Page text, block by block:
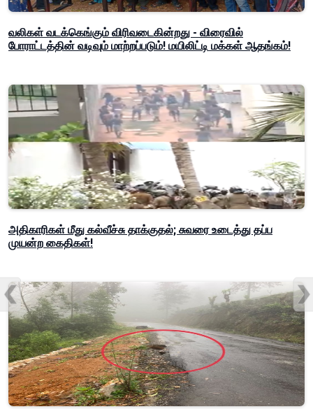
வலிகள் வடக்கெங்கும் விரிவடைகின்றது - விரைவில்
போராட்டத்தின் வடிவும் மாற்றப்படும்! மயிலிட்டி மக்கள் ஆதங்கம்!
அதிகாரிகள் மீது கல்வீச்சு தாக்குதல்; சுவரை உடைத்து தப்ப
முயன்ற கைதிகள்!